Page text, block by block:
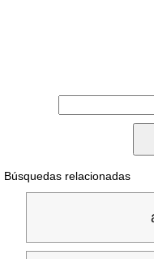
Búsquedas relacionadas